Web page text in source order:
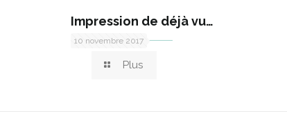
10 novembre 2017
Impression de déjà vu…
Plus